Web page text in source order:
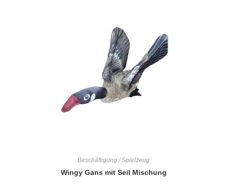
Beschäftigung / Spielzeug
Wingy Gans mit Seil Mischung